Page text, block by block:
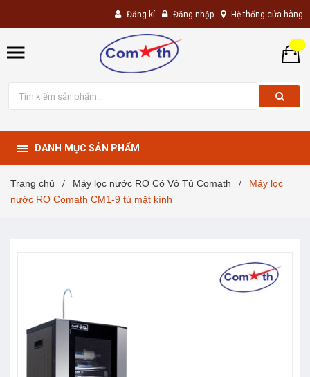
Đăng kí Đăng nhập Hệ thống cửa hàng
DANH MỤC SẢN PHẨM
Trang chủ / Máy lọc nước RO Có Vỏ Tủ Comath /
Máy lọc
nước RO Comath CM1-9 tủ mặt kính